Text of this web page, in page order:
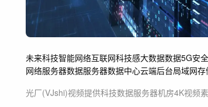
未来科技智能网络互联网科技感大数据数据5G安全
网络服务器数据服务器数据中心云端后台局域网存
光厂(VJshi)视频提供科技数据服务器机房4K视频